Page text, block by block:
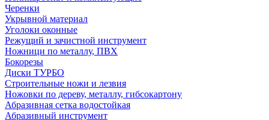
Черенки
Укрывной материал
Уголоки оконные
Режущий и зачистной инструмент
Ножници по металлу, ПВХ
Бокорезы
Диски ТУРБО
Строительные ножи и лезвия
Ножовки по дереву, металлу, гибсокартону
Абразивная сетка водостойкая
Абразивный инструмент